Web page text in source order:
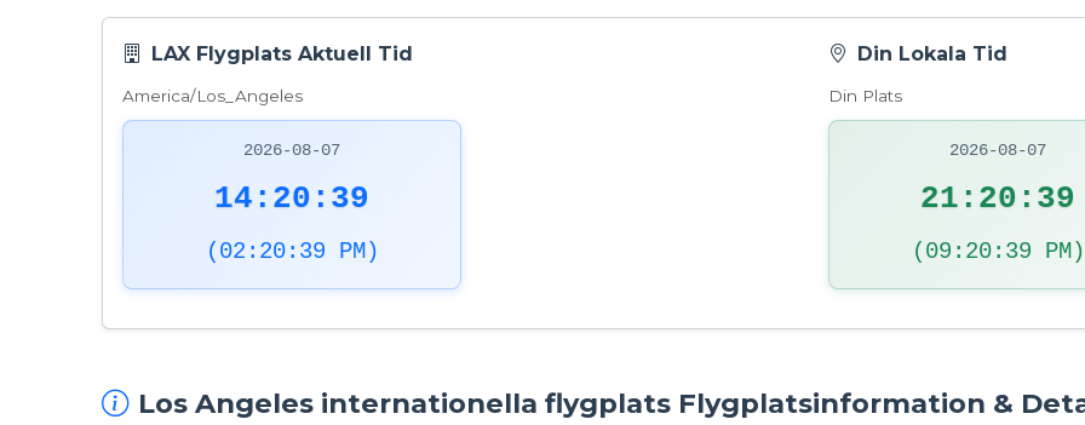
LAX Flygplats Aktuell Tid
America/Los_Angeles
2026-08-07
14:20:40
(02:20:40 PM)
Din Lokala Tid
Din Plats
2026-08-07
21:20:40
(09:20:40 PM)
Los Angeles internationella flygplats Flygplatsinformation &